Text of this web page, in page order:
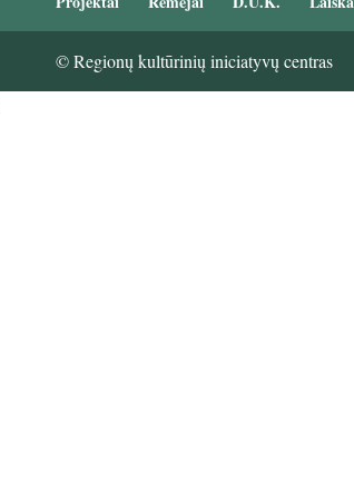
© Regionų kultūrinių iniciatyvų centras